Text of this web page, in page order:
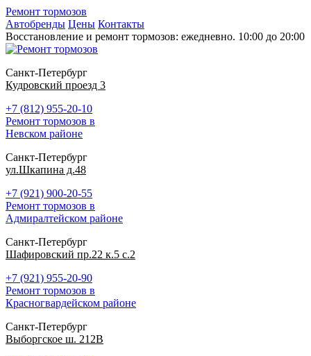
Ремонт тормозов
Автобренды Цены Контакты
Восстановление и ремонт тормозов: ежедневно. 10:00 до 20:00
Санкт-Петербург
Кудровский проезд 3
+7 (812) 955-20-10
Ремонт тормозов в
Невском районе
Санкт-Петербург
ул.Шкапина д.48
+7 (921) 900-20-55
Ремонт тормозов в
Адмиралтейском районе
Санкт-Петербург
Шафировский пр.22 к.5 с.2
+7 (921) 955-20-90
Ремонт тормозов в
Красногвардейском районе
Санкт-Петербург
Выборгское ш. 212В